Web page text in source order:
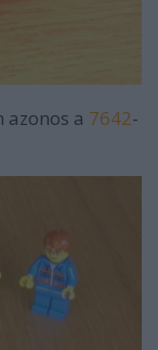
azonos a 7642-